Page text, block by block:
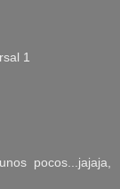
1
pocos...jajaja,